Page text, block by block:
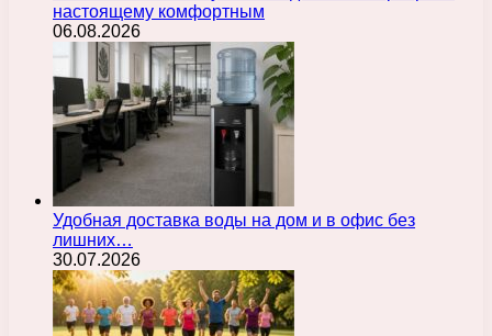
настоящему комфортным
06.08.2026
Удобная доставка воды на дом и в офис без
лишних…
30.07.2026